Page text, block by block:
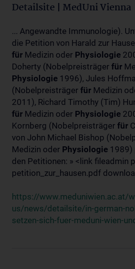
Detailsite | MedUni Vienna
... Angewandte Immunologie).
die Petition von Harald zur
für Medizin oder Physiologie
Doherty (Nobelpreisträger für
Physiologie 1996), Jules
(Nobelpreisträger für Medizin
2011), Richard Timothy (Tim)
für Medizin oder Physiologie
Kornberg (Nobelpreisträger für
von John Michael Bishop
Medizin oder Physiologie 1989)
den Petitionen: » <link fileadmin
petition_zur_hausen.pdf
https://www.meduniwien.ac.at/
us/news/detailsite/in-german-
setzen-sich-fuer-meduni-wien-